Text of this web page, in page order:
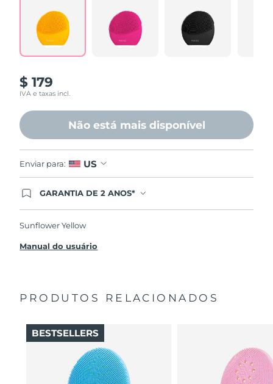
Same
page
link.
$ 179
IVA e taxas incl.
Não está mais disponível
Enviar para: US
GARANTIA DE 2 ANOS*
significa que se você tiver qualquer problema até
produto gratuitamente.*exceto pelo Luna FOFO
Sunflower Yellow
Manual do usuário
PRODUTOS RELACIONADOS
BESTSELLERS